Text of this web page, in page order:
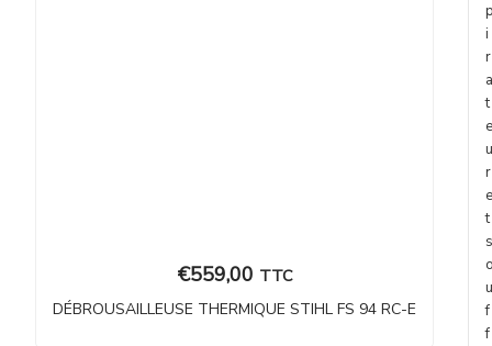
€559,00 TTC
DÉBROUSAILLEUSE THERMIQUE STIHL FS 94 RC-E
i
r
a
t
e
u
r
e
t
s
u
f
f